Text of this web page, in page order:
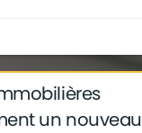
un nouveau